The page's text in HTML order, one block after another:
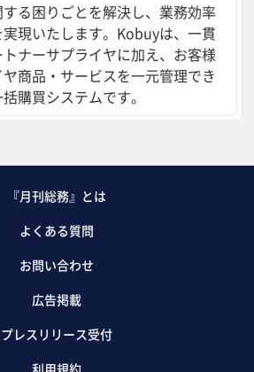
る困りごとを解決し、業務効率
現いたします。Kobuyは、一貫
ナーサプライヤに加え、お客様
商品・サービスを一元管理でき
購買システムです。
『月刊総務』とは
よくある質問
お問い合わせ
広告掲載
プレスリリース受付